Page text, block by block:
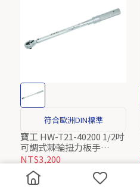
符合歐洲DIN標準
寶工 HW-T21-40200 1/2吋
可調式棘輪扭力板手
40~200 N-m
NT$3,200
加入購物車